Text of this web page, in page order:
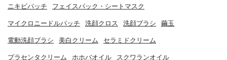
ニキビパッチ フェイスパック・シートマスク
マイクロニードルパッチ 洗顔クロス 洗顔ブラシ 繭玉
電動洗顔ブラシ 美白クリーム セラミドクリーム
プラセンタクリーム ホホバオイル スクワランオイル